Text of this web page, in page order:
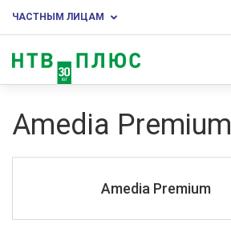
ЧАСТНЫМ ЛИЦАМ
Amedia Premium
Amedia Premium